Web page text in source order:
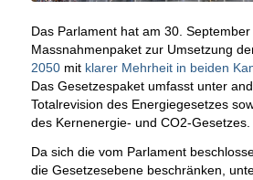
Das Parlament hat am 30.
Massnahmenpaket zur Umsetzung
2050mit klarer Mehrheit in beiden
Das Gesetzespaket umfasst unter
Totalrevision des Energiegesetzes
des Kernenergie- und CO2-Gesetzes.
Da sich die vom Parlament
die Gesetzesebene beschränken,